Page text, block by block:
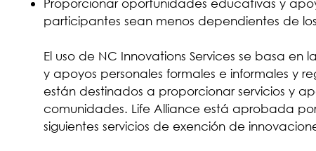
Proporcionar oportunidades educativas y
participantes sean menos dependientes de
El uso de NC Innovations Services se basa
y apoyos personales formales e informales y
están destinados a proporcionar servicios y
comunidades. Life Alliance está aprobada
siguientes servicios de exención de